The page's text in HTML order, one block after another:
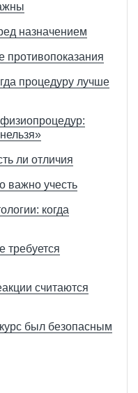
назначением
противопоказания
процедуру лучше
ли отличия
важно учесть
когда
требуется
считаются
был безопасным